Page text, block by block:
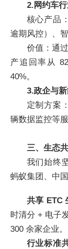
2.网约车
核心产品
逾期风控）、
价值：通
产追回率从
40%。
3.政企与
定制方案
辆数据监控等
三、生态
我们始终
蚂蚁集团、中
共享 ETC
时清分 + 电子
300 余家企业。
行业标准